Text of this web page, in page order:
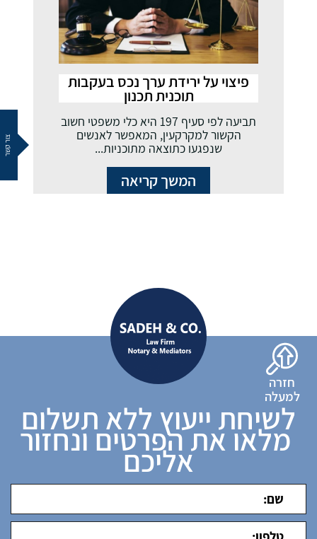
צור קשר
פיצוי על ירידת ערך נכס בעקבות
תוכנית תכנון
תביעה לפי סעיף 197 היא כלי משפטי חשוב
הקשור למקרקעין, המאפשר לאנשים
שנפגעו כתוצאה מתוכניות...
המשך קריאה
חזרה
למעלה
לשיחת ייעוץ ללא תשלום
מלאו את הפרטים ונחזור
אליכם